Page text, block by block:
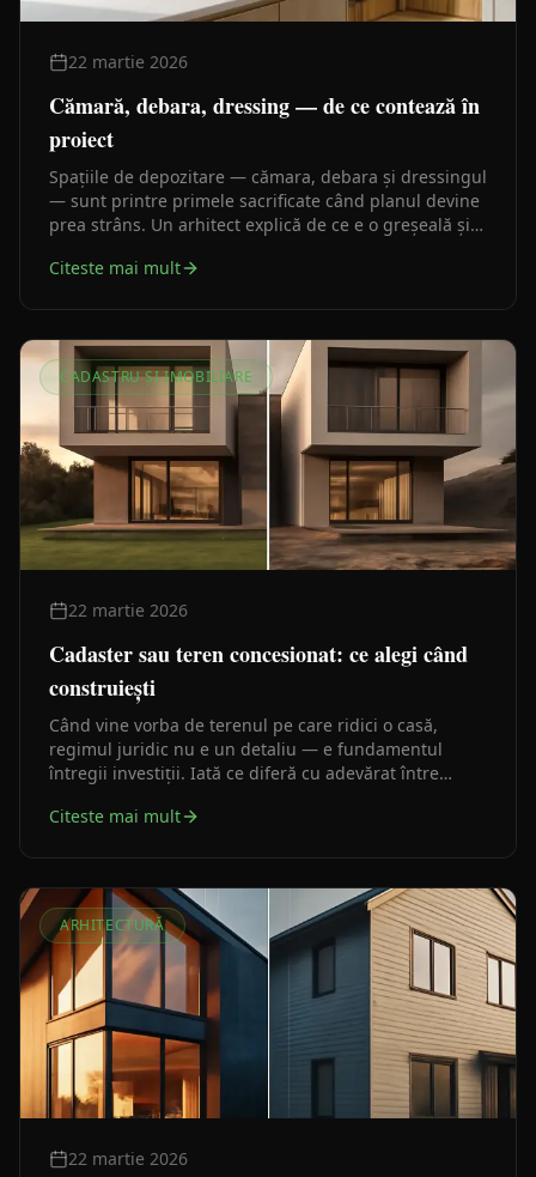
22 martie 2026
Cămară, debara, dressing — de ce contează în
proiect
Spațiile de depozitare — cămara, debara și dressingul
— sunt printre primele sacrificate când planul devine
prea strâns. Un arhitect explică de ce e o greșeală și
Citeste mai mult
CADASTRU ȘI IMOBILIARE
22 martie 2026
Cadaster sau teren concesionat: ce alegi când
construiești
Când vine vorba de terenul pe care ridici o casă,
regimul juridic nu e un detaliu — e fundamentul
întregii investiții. Iată ce diferă cu adevărat între
Citeste mai mult
ARHITECTURĂ
22 martie 2026